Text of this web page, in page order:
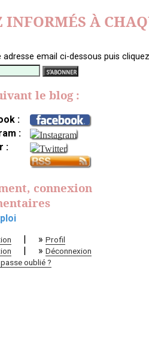
INFORMÉS À
adresse email ci-dessous puis
le blog :
:
:
:
connexion
» Profil
» Déconnexion
oublié ?